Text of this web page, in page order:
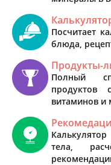
Посчитает
блюда,
Продукты-
Полный
продуктов
витаминов и
тела,